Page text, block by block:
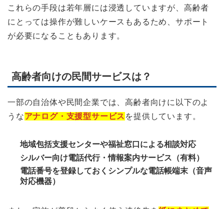
これらの手段は若年層には浸透していますが、高齢者
にとっては操作が難しいケースもあるため、サポート
が必要になることもあります。
高齢者向けの民間サービスは？
一部の自治体や民間企業では、高齢者向けに以下のよ
うなアナログ・支援型サービス を提供しています。
地域包括支援センターや福祉窓口による相談対応
シルバー向け電話代行・情報案内サービス（有料）
電話番号を登録しておくシンプルな電話帳端末（音声
対応機器）